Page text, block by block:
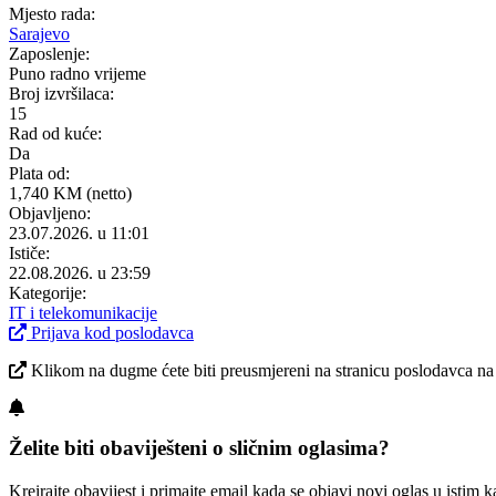
Mjesto rada:
Sarajevo
Zaposlenje:
Puno radno vrijeme
Broj izvršilaca:
15
Rad od kuće:
Da
Plata od:
1,740 KM (netto)
Objavljeno:
23.07.2026. u 11:01
Ističe:
22.08.2026. u 23:59
Kategorije:
IT i telekomunikacije
Prijava kod poslodavca
Klikom na dugme ćete biti preusmjereni na stranicu poslodavca
Želite biti obaviješteni o sličnim oglasima?
Kreirajte obavijest i primajte email kada se objavi novi oglas u istim